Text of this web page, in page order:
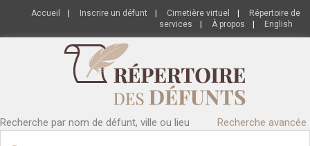
Accueil Inscrire un défunt Cimetière virtuel
Répertoire de
services
À propos English
Recherche par nom de défunt, ville ou lieu Recherche avancée